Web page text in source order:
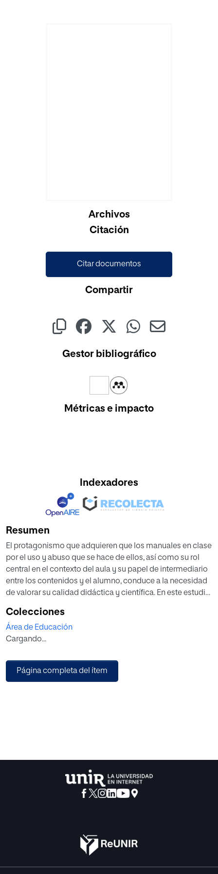
Cargando...Archivos
Citación
Citar documentos
Compartir
Gestor bibliográfico
Métricas e impacto
Indexadores
Resumen
El protagonismo que adquieren que los manuales en clase
por el uso y abuso que se hace de ellos, así como su rol
central en el contexto del aula y su papel de intermediario
entre los contenidos y el alumno, conduce a la necesidad
de valorar su calidad didáctica y científica. En este estudio
Vives correspondientes a las tres últimas leyes que han
regulado la Educación Secundaria.
Para ello se expone un estado de la cuestión de la historia
su adecuación a la enseñanza de historia contemporánea.
El análisis revela una evolución creciente en la integración
de texto, se requiere replantear no solo su formato, sino
también su papel en el aula para permitir una educación
que favorezca la capacidad crítica del alumnado.
Colecciones
Área de Educación
Cargando...
Página completa del ítem